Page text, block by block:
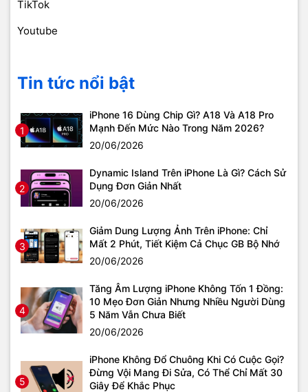
TikTok
Youtube
Tin tức nổi bật
1
iPhone 16 Dùng Chip Gì? A18 Và A18 Pro
Mạnh Đến Mức Nào Trong Năm 2026?
20/06/2026
2
Dynamic Island Trên iPhone Là Gì? Cách Sử
Dụng Đơn Giản Nhất
20/06/2026
3
Giảm Dung Lượng Ảnh Trên iPhone: Chỉ
Mất 2 Phút, Tiết Kiệm Cả Chục GB Bộ Nhớ
20/06/2026
4
Tăng Âm Lượng iPhone Không Tốn 1 Đồng:
10 Mẹo Đơn Giản Nhưng Nhiều Người Dùng
5 Năm Vẫn Chưa Biết
20/06/2026
5
iPhone Không Đổ Chuông Khi Có Cuộc Gọi?
Đừng Vội Mang Đi Sửa, Có Thể Chỉ Mất 30
Giây Để Khắc Phục